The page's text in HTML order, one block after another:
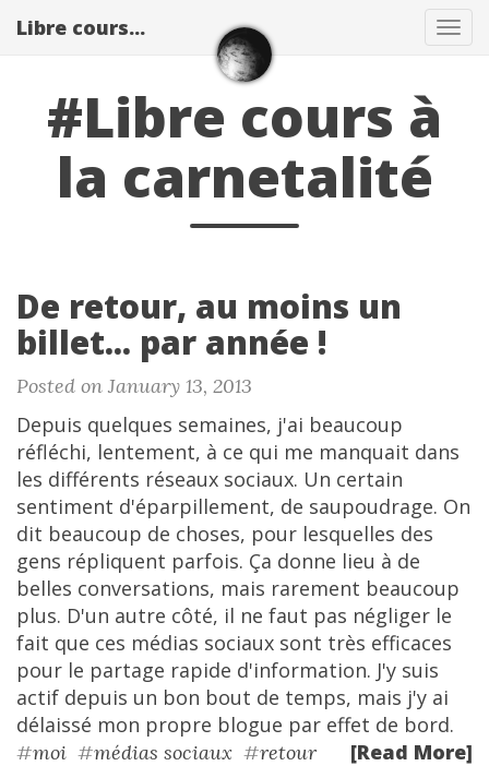
Libre cours...
#Libre cours à
la carnetalité
De retour, au moins un
billet... par année !
Posted on January 13, 2013
Depuis quelques semaines, j'ai beaucoup
réfléchi, lentement, à ce qui me manquait dans
les différents réseaux sociaux. Un certain
sentiment d'éparpillement, de saupoudrage. On
dit beaucoup de choses, pour lesquelles des
gens répliquent parfois. Ça donne lieu à de
belles conversations, mais rarement beaucoup
plus. D'un autre côté, il ne faut pas négliger le
fait que ces médias sociaux sont très efficaces
pour le partage rapide d'information. J'y suis
actif depuis un bon bout de temps, mais j'y ai
délaissé mon propre blogue par effet de bord.
[Read More]
#moi #médias sociaux #retour